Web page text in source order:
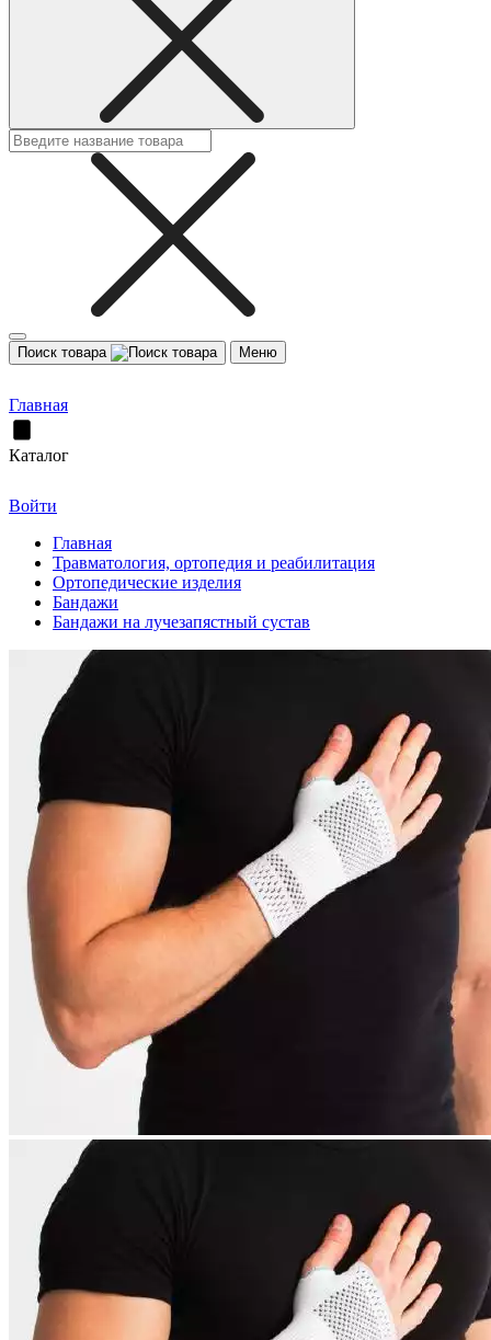
Поиск товара Меню
Главная
Каталог
Войти
Главная
Травматология, ортопедия и реабилитация
Ортопедические изделия
Бандажи
Бандажи на лучезапястный сустав